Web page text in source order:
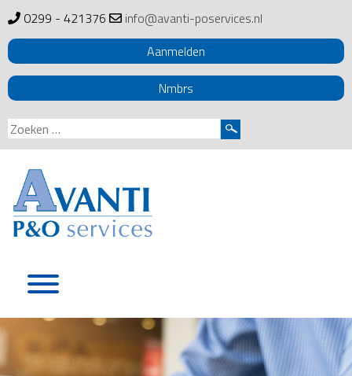
0299 - 421376
info@avanti-poservices.nl
Aanmelden
Nmbrs
Zoeken
naar: